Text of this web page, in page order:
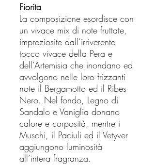
Fiorita
La composizione esordisce con
un vivace mix di note fruttate,
impreziosite dall’irriverente
tocco vivace della Pera e
dell’Artemisia che inondano ed
avvolgono nelle loro frizzanti
note il Bergamotto ed il Ribes
Nero. Nel fondo, Legno di
Sandalo e Vaniglia donano
calore e corposità, mentre i
Muschi, il Paciuli ed il Vetyver
aggiungono luminosità
all’intera fragranza.